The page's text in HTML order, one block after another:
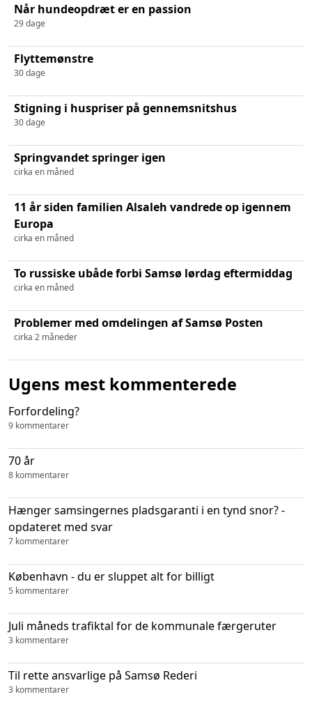
Når hundeopdræt er en passion
29 dage
Flyttemønstre
30 dage
Stigning i huspriser på gennemsnitshus
30 dage
Springvandet springer igen
cirka en måned
11 år siden familien Alsaleh vandrede op igennem
Europa
cirka en måned
To russiske ubåde forbi Samsø lørdag eftermiddag
cirka en måned
Problemer med omdelingen af Samsø Posten
cirka 2 måneder
Ugens mest kommenterede
Forfordeling?
9 kommentarer
70 år
8 kommentarer
Hænger samsingernes pladsgaranti i en tynd snor? -
opdateret med svar
7 kommentarer
København - du er sluppet alt for billigt
5 kommentarer
Juli måneds trafiktal for de kommunale færgeruter
3 kommentarer
Til rette ansvarlige på Samsø Rederi
3 kommentarer